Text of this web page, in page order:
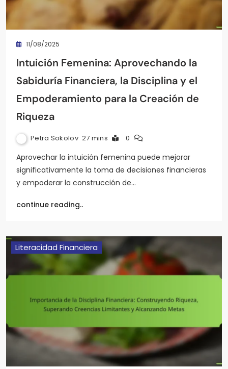
11/08/2025
Intuición Femenina: Aprovechando la
Sabiduría Financiera, la Disciplina y el
Empoderamiento para la Creación de
Riqueza
Petra Sokolov 27 mins 0
Aprovechar la intuición femenina puede mejorar
significativamente la toma de decisiones financieras
y empoderar la construcción de…
continue reading..
Literacidad Financiera